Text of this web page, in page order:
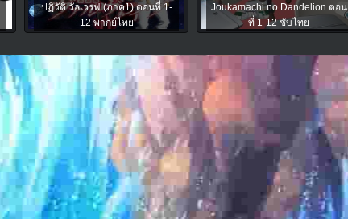
ปฏิวัติ วัลเวรฟ (ภาค1) ตอนที่ 1-
12 พากย์ไทย
Joukamachi no Dandelion ตอน
ที่ 1-12 ซับไทย